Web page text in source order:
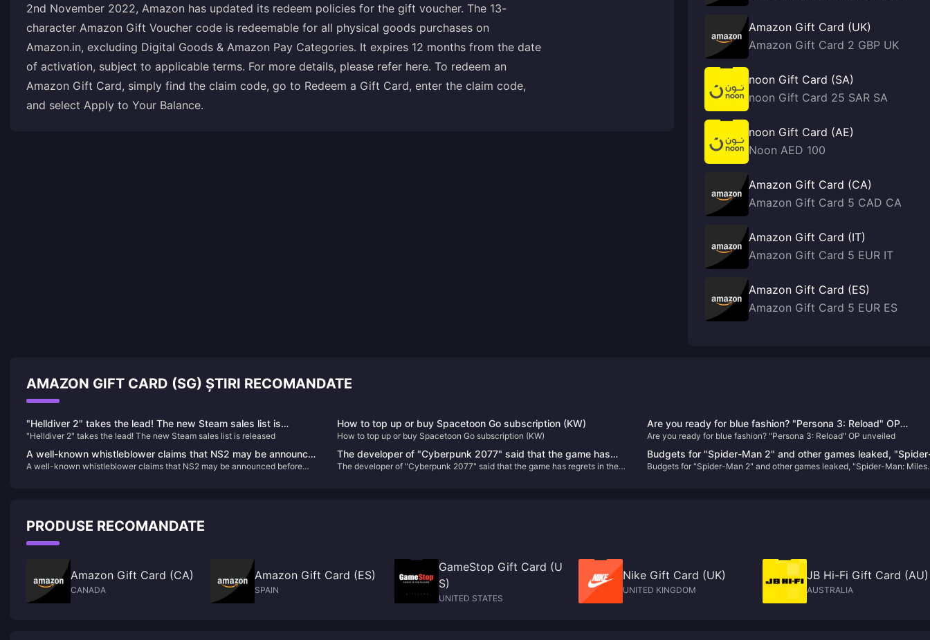
2nd November 2022, Amazon has updated its redeem policies for the gift voucher. The 13-
character Amazon Gift Voucher code is redeemable for all physical goods purchases on
Amazon.in, excluding Digital Goods & Amazon Pay Categories. It expires 12 months from the date
of activation, subject to applicable terms. For more details, please refer here. To redeem an
Amazon Gift Card, simply find the claim code, go to Redeem a Gift Card, enter the claim code,
and select Apply to Your Balance.
Amazon Gift Card (UK)
Amazon Gift Card 2 GBP UK
noon Gift Card (SA)
noon Gift Card 25 SAR SA
noon Gift Card (AE)
Noon AED 100
Amazon Gift Card (CA)
Amazon Gift Card 5 CAD CA
Amazon Gift Card (IT)
Amazon Gift Card 5 EUR IT
Amazon Gift Card (ES)
Amazon Gift Card 5 EUR ES
AMAZON GIFT CARD (SG) ȘTIRI RECOMANDATE
"Helldiver 2" takes the lead! The new Steam sales list is
released
"Helldiver 2" takes the lead! The new Steam sales list is released
How to top up or buy Spacetoon Go subscription (KW)
How to top up or buy Spacetoon Go subscription (KW)
Are you ready for blue fashion? "Persona 3: Reload" OP
unveiled
Are you ready for blue fashion? "Persona 3: Reload" OP unveiled
A well-known whistleblower claims that NS2 may be announced
before April next year and will launch the "Bayonetta Trilogy"
A well-known whistleblower claims that NS2 may be announced before
The developer of "Cyberpunk 2077" said that the game has
regrets in the "birth choice" and may be improved in the future
The developer of "Cyberpunk 2077" said that the game has regrets in the
Budgets for "Spider-Man 2" and other games leaked,
Man: Miles Morales" sales reached 10.2 million
Budgets for "Spider-Man 2" and other games leaked, "Spider-Man: Miles
PRODUSE RECOMANDATE
Amazon Gift Card (CA)
CANADA
Amazon Gift Card (ES)
SPAIN
GameStop Gift Card (U
S)
UNITED STATES
Nike Gift Card (UK)
UNITED KINGDOM
JB Hi-Fi Gift Card (AU)
AUSTRALIA